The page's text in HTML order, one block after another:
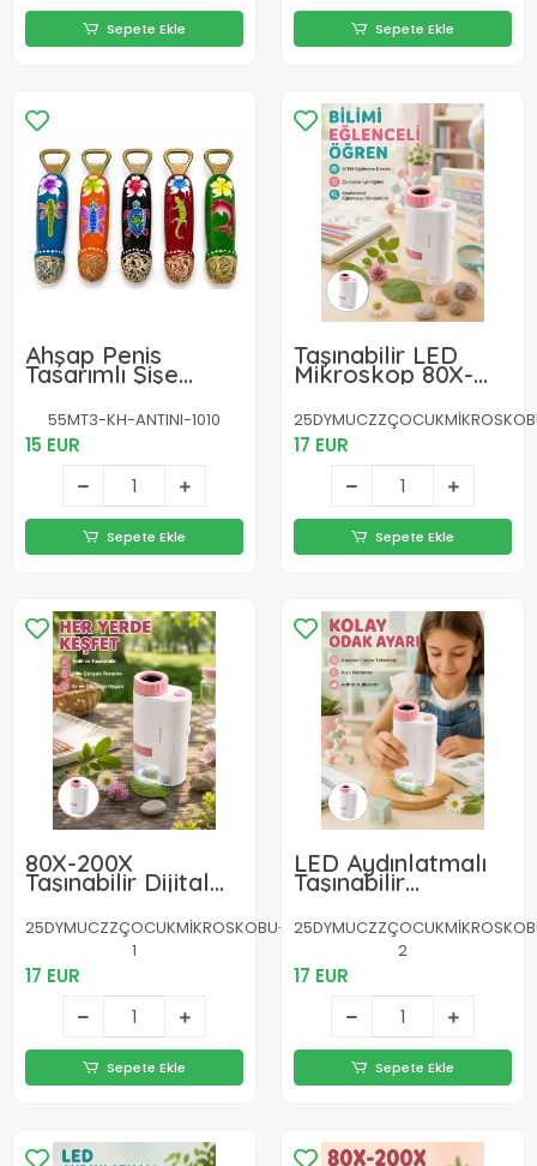
Sepete Ekle Sepete Ekle
Ahşap Penis
Tasarımlı Şişe
Açacağı 5'li Set
No:1010
55MT3-KH-ANTINI-1010
15 EUR
Sepete Ekle
Taşınabilir LED
Mikroskop 80X-
200X Büyütmeli
Çocuklar İçin
Eğitici Bilim
Mikroskobu
17 EUR
Sepete Ekle
80X-200X
Taşınabilir Dijital
Mikroskop LED
Işıklı Çocuk Eğitim
Mikroskobu
25DYMUCZZÇOCUKMİKROSKOBU-
1
17 EUR
Sepete Ekle
LED Aydınlatmalı
Taşınabilir
Mikroskop 80X-
200X Ayarlanabilir
Büyütme Özellikli
2
17 EUR
Sepete Ekle